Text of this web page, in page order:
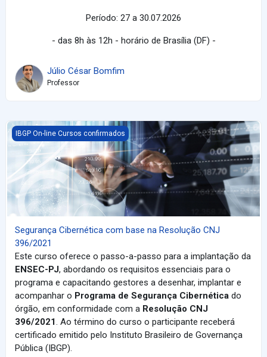
Período: 27 a 30.07.2026
- das 8h às 12h - horário de Brasília (DF) -
Júlio César Bomfim
Professor
Segurança Cibernética com base na Resolução CNJ 396/2021
IBGP On-line Cursos confirmados
Segurança Cibernética com base na Resolução CNJ
396/2021
Este curso oferece o passo-a-passo para a implantação da
ENSEC-PJ, abordando os requisitos essenciais para o
programa e capacitando gestores a desenhar, implantar e
acompanhar o Programa de Segurança Cibernética do
órgão, em conformidade com a Resolução CNJ
396/2021. Ao término do curso o participante receberá
certificado emitido pelo Instituto Brasileiro de Governança
Pública (IBGP).